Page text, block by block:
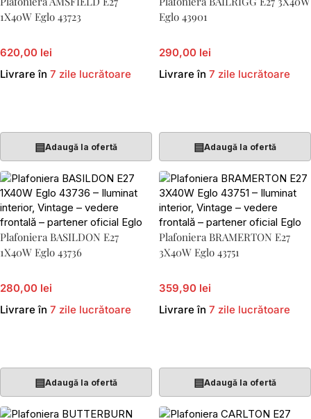
1X40W Eglo 43723
620,00 lei
Livrare în 7 zile lucrătoare
▤Adaugă la ofertă
Eglo 43901
290,00 lei
Livrare în 7 zile lucrătoare
▤Adaugă la ofertă
Plafoniera BASILDON E27
1X40W Eglo 43736
280,00 lei
Livrare în 7 zile lucrătoare
▤Adaugă la ofertă
Plafoniera BRAMERTON E27
3X40W Eglo 43751
359,90 lei
Livrare în 7 zile lucrătoare
▤Adaugă la ofertă